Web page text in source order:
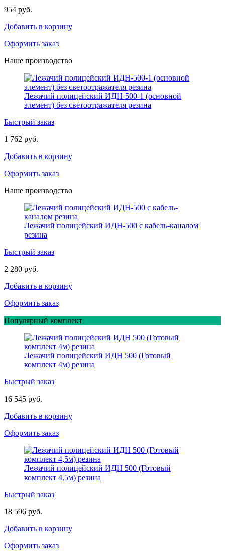
954 руб.
Добавить в корзину
Оформить заказ
Наше производство
Лежачий полицейский ИДН-500-1 (основной
элемент) без светоотражателя резина
Быстрый заказ
1 762 руб.
Добавить в корзину
Оформить заказ
Наше производство
Лежачий полицейский ИДН-500 с кабель-каналом
резина
Быстрый заказ
2 280 руб.
Добавить в корзину
Оформить заказ
Популярный комплект
Лежачий полицейский ИДН 500 (Готовый
комплект 4м) резина
Быстрый заказ
16 545 руб.
Добавить в корзину
Оформить заказ
Лежачий полицейский ИДН 500 (Готовый
комплект 4,5м) резина
Быстрый заказ
18 596 руб.
Добавить в корзину
Оформить заказ